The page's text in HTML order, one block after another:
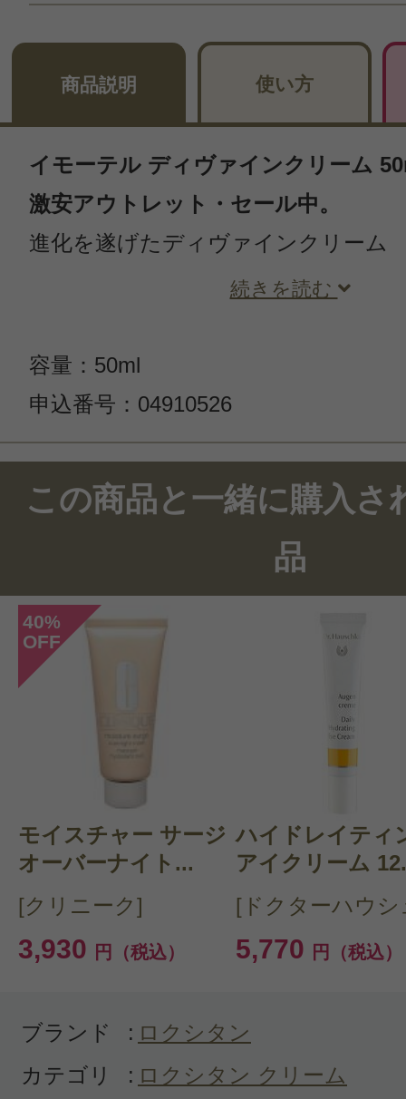
商品説明 使い方
イモーテル ディヴァインクリーム
激安アウトレット・セール中。
進化を遂げたディヴァインクリーム
続きを読む
容量：50ml
申込番号：04910526
このコスメのレビューを書いて
クチコミを投稿する
CT 会員様は、マイページの「購
らクチコミ投稿すると1 商品に
ントプレゼント！
この商品と一緒に購入さ
品
40%
OFF
モイスチャー サージ
オーバーナイト...
[クリニーク]
3,930 円（税込）
ハイドレイティ
アイクリーム
[ドクターハウシ
5,770 円（税込）
ブランド : ロクシタン
カテゴリ
: ロクシタン クリーム